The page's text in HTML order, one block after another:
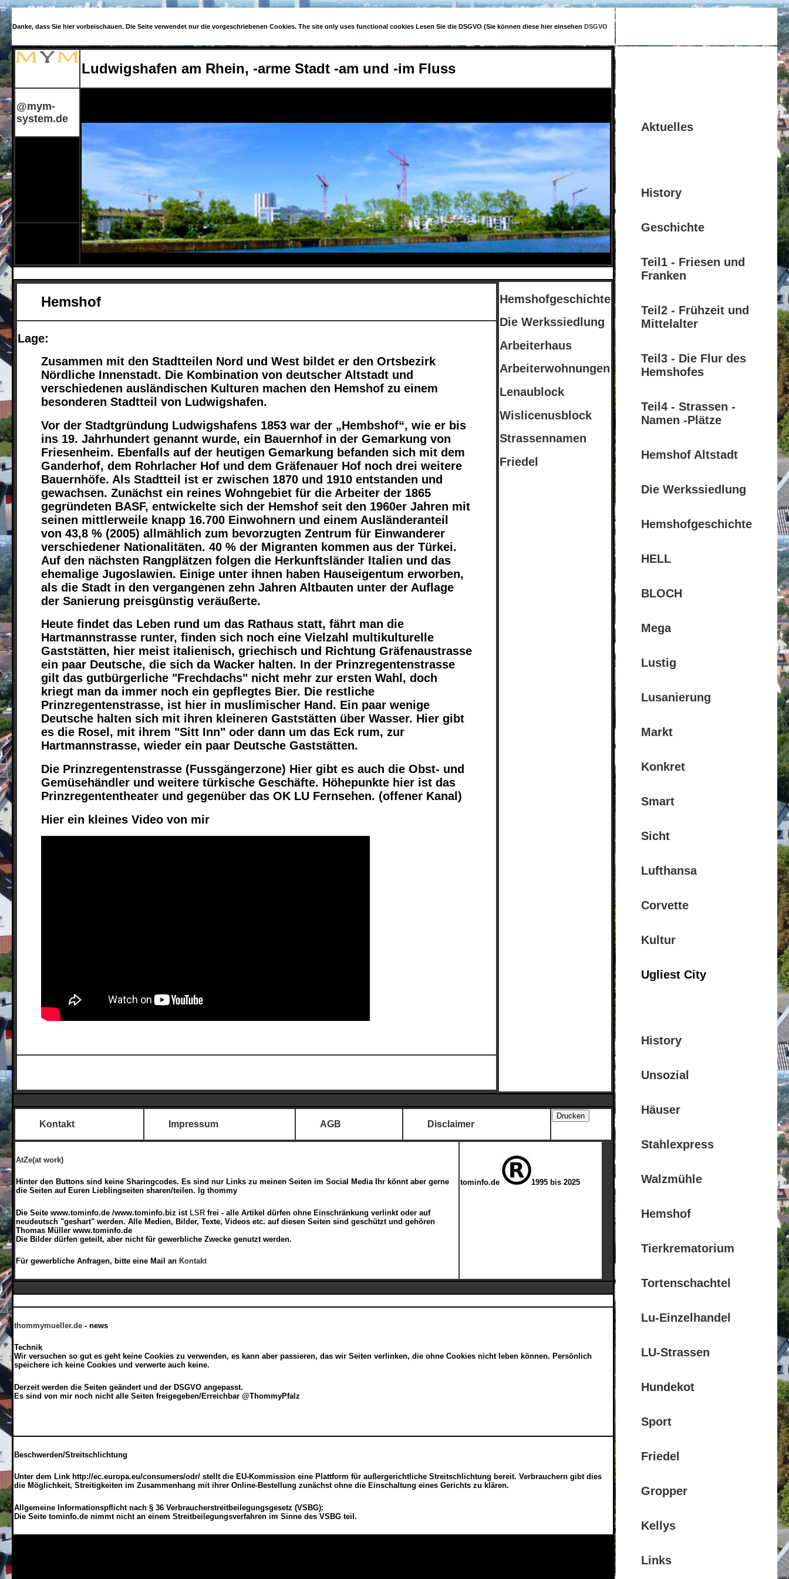
Danke, dass Sie hier vorbeischauen. Die Seite verwendet nur die vorgeschriebenen Cookies. The site only uses functional cookies Lesen Sie die DSGVO (Sie können diese hier einsehen DSGVO
Ludwigshafen am Rhein, -arme Stadt -am und -im Fluss
@mym-
system.de
Hemshof
Lage:
Zusammen mit den Stadtteilen Nord und West bildet er den Ortsbezirk
Nördliche Innenstadt. Die Kombination von deutscher Altstadt und
verschiedenen ausländischen Kulturen machen den Hemshof zu einem
besonderen Stadtteil von Ludwigshafen.
Vor der Stadtgründung Ludwigshafens 1853 war der „Hembshof“, wie er bis
ins 19. Jahrhundert genannt wurde, ein Bauernhof in der Gemarkung von
Friesenheim. Ebenfalls auf der heutigen Gemarkung befanden sich mit dem
Ganderhof, dem Rohrlacher Hof und dem Gräfenauer Hof noch drei weitere
Bauernhöfe. Als Stadtteil ist er zwischen 1870 und 1910 entstanden und
gewachsen. Zunächst ein reines Wohngebiet für die Arbeiter der 1865
gegründeten BASF, entwickelte sich der Hemshof seit den 1960er Jahren mit
seinen mittlerweile knapp 16.700 Einwohnern und einem Ausländeranteil
von 43,8 % (2005) allmählich zum bevorzugten Zentrum für Einwanderer
verschiedener Nationalitäten. 40 % der Migranten kommen aus der Türkei.
Auf den nächsten Rangplätzen folgen die Herkunftsländer Italien und das
ehemalige Jugoslawien. Einige unter ihnen haben Hauseigentum erworben,
als die Stadt in den vergangenen zehn Jahren Altbauten unter der Auflage
der Sanierung preisgünstig veräußerte.
Heute findet das Leben rund um das Rathaus statt, fährt man die
Hartmannstrasse runter, finden sich noch eine Vielzahl multikulturelle
Gaststätten, hier meist italienisch, griechisch und Richtung Gräfenaustrasse
ein paar Deutsche, die sich da Wacker halten. In der Prinzregentenstrasse
gilt das gutbürgerliche "Frechdachs" nicht mehr zur ersten Wahl, doch
kriegt man da immer noch ein gepflegtes Bier. Die restliche
Prinzregentenstrasse, ist hier in muslimischer Hand. Ein paar wenige
Deutsche halten sich mit ihren kleineren Gaststätten über Wasser. Hier gibt
es die Rosel, mit ihrem "Sitt Inn" oder dann um das Eck rum, zur
Hartmannstrasse, wieder ein paar Deutsche Gaststätten.
Die Prinzregentenstrasse (Fussgängerzone) Hier gibt es auch die Obst- und
Gemüsehändler und weitere türkische Geschäfte. Höhepunkte hier ist das
Prinzregententheater und gegenüber das OK LU Fernsehen. (offener Kanal)
Hier ein kleines Video von mir
Hemshofgeschichte
Die Werkssiedlung
Arbeiterhaus
Arbeiterwohnungen
Lenaublock
Wislicenusblock
Strassennamen
Friedel
Kontakt Impressum AGB Disclaimer
AtZe(at work)
Hinter den Buttons sind keine Sharingcodes. Es sind nur Links zu meinen Seiten im Social Media Ihr könnt aber gerne
die Seiten auf Euren Lieblingseiten sharen/teilen. lg thommy
Die Seite www.tominfo.de /www.tominfo.biz ist LSR frei - alle Artikel dürfen ohne Einschränkung verlinkt oder auf
neudeutsch "geshart" werden. Alle Medien, Bilder, Texte, Videos etc. auf diesen Seiten sind geschützt und gehören
Thomas Müller www.tominfo.de
Die Bilder dürfen geteilt, aber nicht für gewerbliche Zwecke genutzt werden.
Für gewerbliche Anfragen, bitte eine Mail an Kontakt
tominfo.de 1995 bis 2025
thommymueller.de - news
Technik
Wir versuchen so gut es geht keine Cookies zu verwenden, es kann aber passieren, das wir Seiten verlinken, die ohne Cookies nicht leben können. Persönlich
speichere ich keine Cookies und verwerte auch keine.
Derzeit werden die Seiten geändert und der DSGVO angepasst.
Es sind von mir noch nicht alle Seiten freigegeben/Erreichbar @ThommyPfalz
Beschwerden/Streitschlichtung
Unter dem Link http://ec.europa.eu/consumers/odr/ stellt die EU-Kommission eine Plattform für außergerichtliche Streitschlichtung bereit. Verbrauchern gibt dies
die Möglichkeit, Streitigkeiten im Zusammenhang mit ihrer Online-Bestellung zunächst ohne die Einschaltung eines Gerichts zu klären.
Allgemeine Informationspflicht nach § 36 Verbraucherstreitbeilegungsgesetz (VSBG):
Die Seite tominfo.de nimmt nicht an einem Streitbeilegungsverfahren im Sinne des VSBG teil.
Aktuelles
History
Geschichte
Teil1 - Friesen und
Franken
Teil2 - Frühzeit und
Mittelalter
Teil3 - Die Flur des
Hemshofes
Teil4 - Strassen -
Namen -Plätze
Hemshof Altstadt
Die Werkssiedlung
Hemshofgeschichte
HELL
BLOCH
Mega
Lustig
Lusanierung
Markt
Konkret
Smart
Sicht
Lufthansa
Corvette
Kultur
Ugliest City
History
Unsozial
Häuser
Stahlexpress
Walzmühle
Hemshof
Tierkrematorium
Tortenschachtel
Lu-Einzelhandel
LU-Strassen
Hundekot
Sport
Friedel
Gropper
Kellys
Links